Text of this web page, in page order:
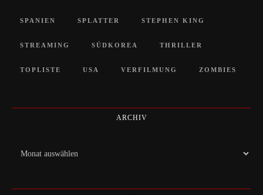
SPANIEN SPLATTER STEPHEN KING
STREAMING SÜDKOREA THRILLER
TOPLISTE USA VERFILMUNG ZOMBIES
ARCHIV
Archiv